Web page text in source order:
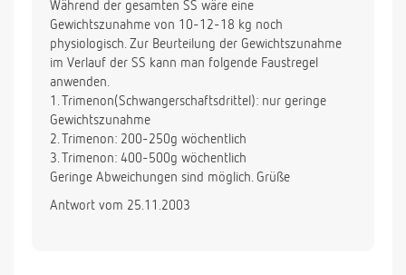
Während der gesamten SS wäre eine
Gewichtszunahme von 10-12-18 kg noch
physiologisch. Zur Beurteilung der Gewichtszunahme
im Verlauf der SS kann man folgende Faustregel
anwenden.
1. Trimenon(Schwangerschaftsdrittel): nur geringe
Gewichtszunahme
2. Trimenon: 200-250g wöchentlich
3. Trimenon: 400-500g wöchentlich
Geringe Abweichungen sind möglich. Grüße
Antwort vom 25.11.2003